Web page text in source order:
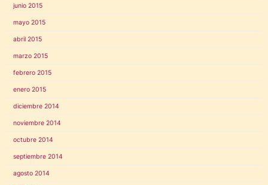
junio 2015
mayo 2015
abril 2015
marzo 2015
febrero 2015
enero 2015
diciembre 2014
noviembre 2014
octubre 2014
septiembre 2014
agosto 2014